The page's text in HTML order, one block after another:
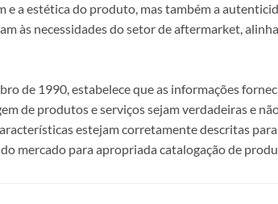
a estética do produto, mas também a
às necessidades do setor de aftermarket,
de 1990, estabelece que as informações
de produtos e serviços sejam verdadeiras e
estejam corretamente descritas
mercado para apropriada catalogação de